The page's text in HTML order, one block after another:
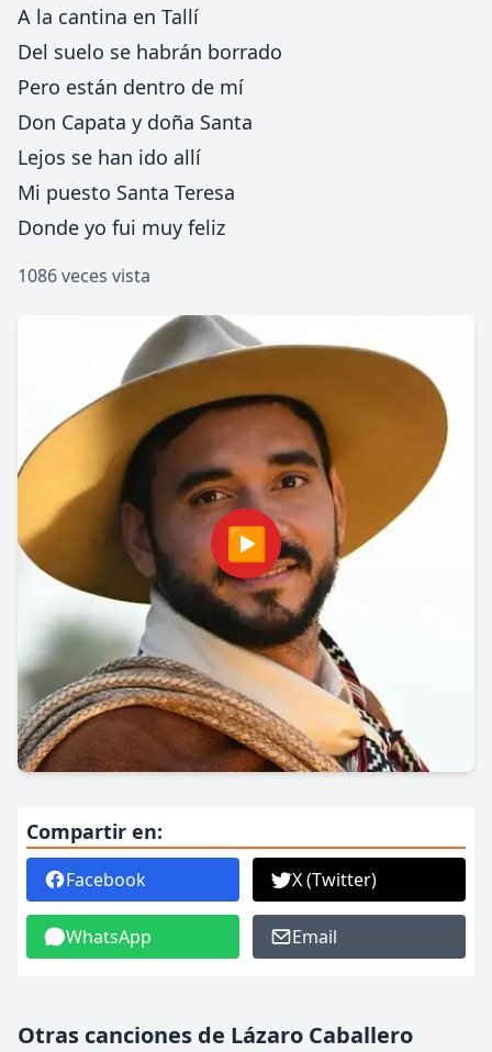
A la cantina en Tallí
Del suelo se habrán borrado
Pero están dentro de mí
Don Capata y doña Santa
Lejos se han ido allí
Mi puesto Santa Teresa
Donde yo fui muy feliz
1086 veces vista
▶
Compartir en:
Facebook X (Twitter)
WhatsApp Email
Otras canciones de Lázaro Caballero